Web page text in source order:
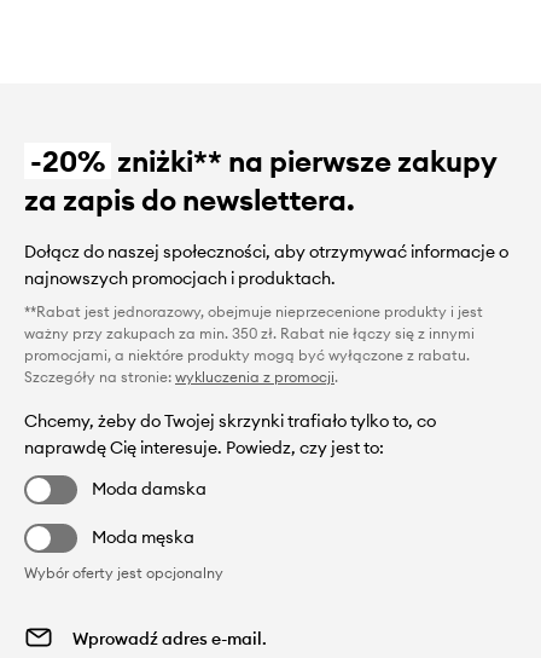
-20% zniżki** na pierwsze zakupy
za zapis do newslettera.
Dołącz do naszej społeczności, aby otrzymywać informacje o
najnowszych promocjach i produktach.
**Rabat jest jednorazowy, obejmuje nieprzecenione produkty i jest
ważny przy zakupach za min. 350 zł. Rabat nie łączy się z innymi
promocjami, a niektóre produkty mogą być wyłączone z rabatu.
Szczegóły na stronie: wykluczenia z promocji.
Chcemy, żeby do Twojej skrzynki trafiało tylko to, co
naprawdę Cię interesuje. Powiedz, czy jest to:
Moda damska
Moda męska
Wybór oferty jest opcjonalny